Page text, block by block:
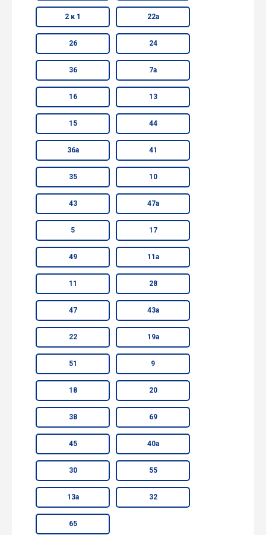
2 к 1 22а
26 24
36 7а
16 13
15 44
36а 41
35 10
43 47а
5 17
49 11а
11 28
47 43а
22 19а
51 9
18 20
38 69
45 40а
30 55
13а 32
65